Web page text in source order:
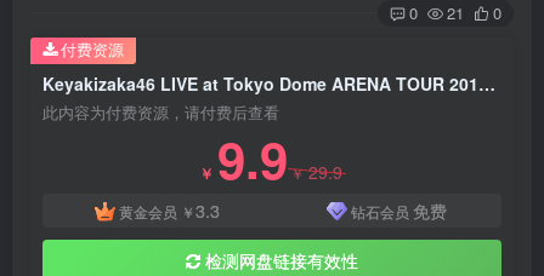
0 21 0
Keyakizaka46 LIVE at Tokyo Dome ARENA TOUR 2018+2019合集《ISO四碟 102G》
此内容为付费资源，请付费后查看
￥ 9.9￥29.9
黄金会员 ￥3.3 钻石会员 免费
检测网盘链接有效性
付费资源